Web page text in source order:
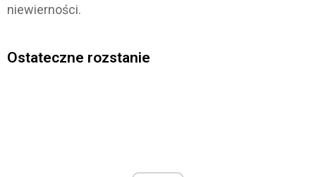
niewierności.
Ostateczne rozstanie